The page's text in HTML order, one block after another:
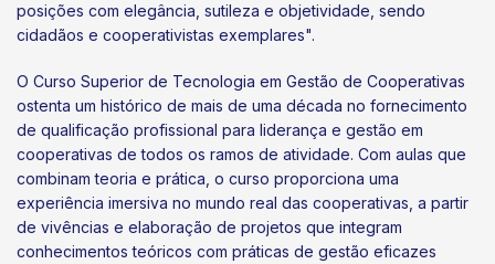
posições com elegância, sutileza e objetividade, sendo
cidadãos e cooperativistas exemplares".
O Curso Superior de Tecnologia em Gestão de Cooperativas
ostenta um histórico de mais de uma década no fornecimento
de qualificação profissional para liderança e gestão em
cooperativas de todos os ramos de atividade. Com aulas que
combinam teoria e prática, o curso proporciona uma
experiência imersiva no mundo real das cooperativas, a partir
de vivências e elaboração de projetos que integram
conhecimentos teóricos com práticas de gestão eficazes